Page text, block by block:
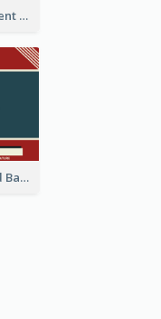
Cool And Simple Gradient Refreshing Certificate Design
Red And Blue Lines And Badge Completion Certificate